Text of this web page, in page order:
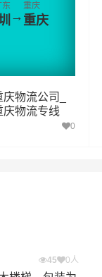
东
→
重庆
重庆
物流公司_
庆物流专线
0
45 0人